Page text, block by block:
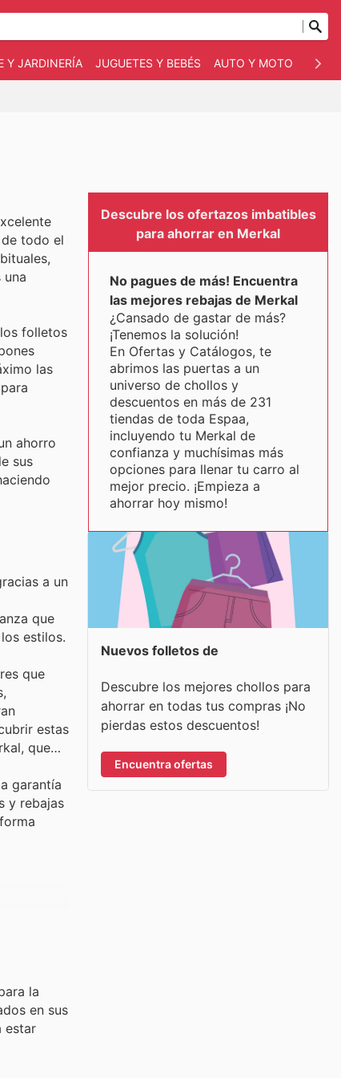
Y JARDINERÍA JUGUETES Y BEBÉS AUTO Y MOTO
todo el
folletos
las
ahorro
sus
a un
que
estilos.
que
estas
que
garantía
y rebajas
la
en sus
estar
Descubre los ofertazos imbatibles
para ahorrar en Merkal
No pagues de más! Encuentra
las mejores rebajas de Merkal
¿Cansado de gastar de más?
¡Tenemos la solución!
En Ofertas y Catálogos, te
abrimos las puertas a un
universo de chollos y
descuentos en más de 231
tiendas de toda Espaa,
incluyendo tu Merkal de
confianza y muchísimas más
opciones para llenar tu carro al
mejor precio. ¡Empieza a
ahorrar hoy mismo!
Nuevos folletos de
Descubre los mejores chollos para
ahorrar en todas tus compras ¡No
pierdas estos descuentos!
Encuentra ofertas